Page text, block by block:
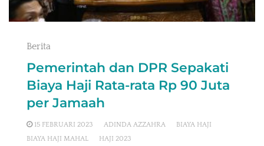
Berita
Pemerintah dan DPR Sepakati
Biaya Haji Rata-rata Rp 90 Juta
per Jamaah
15 FEBRUARI 2023 ADINDA AZZAHRA
BIAYA HAJI
BIAYA HAJI MAHAL
HAJI 2023